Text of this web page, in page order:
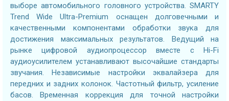
выборе автомобильного головного устройства. SMARTY
Trend Wide Ultra-Premium оснащен долговечными и
качественными компонентами обработки звука для
достижения максимальных результатов. Ведущий на
рынке цифровой аудиопроцессор вместе с Hi-Fi
аудиоусилителем устанавливают высочайшие стандарты
звучания. Независимые настройки эквалайзера для
передних и задних колонок. Частотный фильтр, усиление
басов. Временная коррекция для точной настройки